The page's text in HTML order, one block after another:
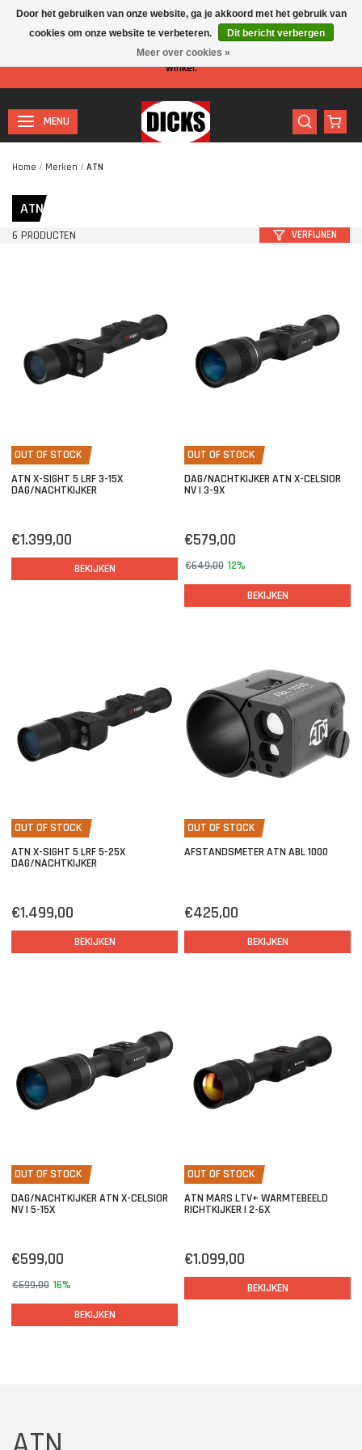
Let op: I.v.m. de zomervakantie is er minder personeel aanwezig in de
winkel.
MENU
Home / Merken / ATN
ATN
6 PRODUCTEN VERFIJNEN
OUT OF STOCK
ATN X-SIGHT 5 LRF 3-15X
DAG/NACHTKIJKER
€1.399,00
BEKIJKEN
OUT OF STOCK
DAG/NACHTKIJKER ATN X-CELSIOR
NV | 3-9X
€579,00
€649,00 12%
BEKIJKEN
OUT OF STOCK
ATN X-SIGHT 5 LRF 5-25X
DAG/NACHTKIJKER
€1.499,00
BEKIJKEN
OUT OF STOCK
AFSTANDSMETER ATN ABL 1000
€425,00
BEKIJKEN
OUT OF STOCK
DAG/NACHTKIJKER ATN X-CELSIOR
NV | 5-15X
€599,00
€699,00 16%
BEKIJKEN
OUT OF STOCK
ATN MARS LTV+ WARMTEBEELD
RICHTKIJKER | 2-6X
€1.099,00
BEKIJKEN
Door het gebruiken van onze website, ga je akkoord met het gebruik van
cookies om onze website te verbeteren.
Dit bericht verbergen
Meer over cookies »